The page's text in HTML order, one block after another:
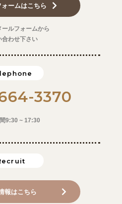
ォームはこちら
ールフォームから
合わせ下さい
3370
9:30 ~ 17:30
報はこちら